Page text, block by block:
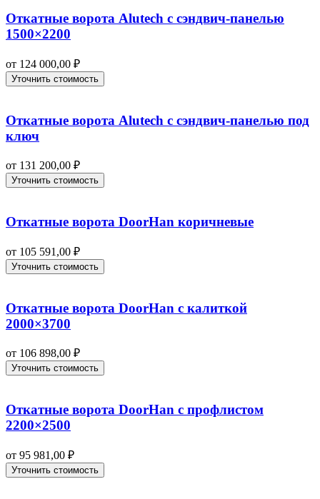
Откатные ворота Alutech с сэндвич-панелью
1500×2200
от 124 000,00 ₽
Уточнить стоимость
Откатные ворота Alutech с сэндвич-панелью под
ключ
от 131 200,00 ₽
Уточнить стоимость
Откатные ворота DoorHan коричневые
от 105 591,00 ₽
Уточнить стоимость
Откатные ворота DoorHan с калиткой
2000×3700
от 106 898,00 ₽
Уточнить стоимость
Откатные ворота DoorHan с профлистом
2200×2500
от 95 981,00 ₽
Уточнить стоимость